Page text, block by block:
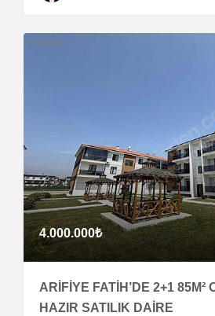
4.000.000₺
ARİFİYE FATİH’DE 2+1 85M²
HAZIR SATILIK DAİRE